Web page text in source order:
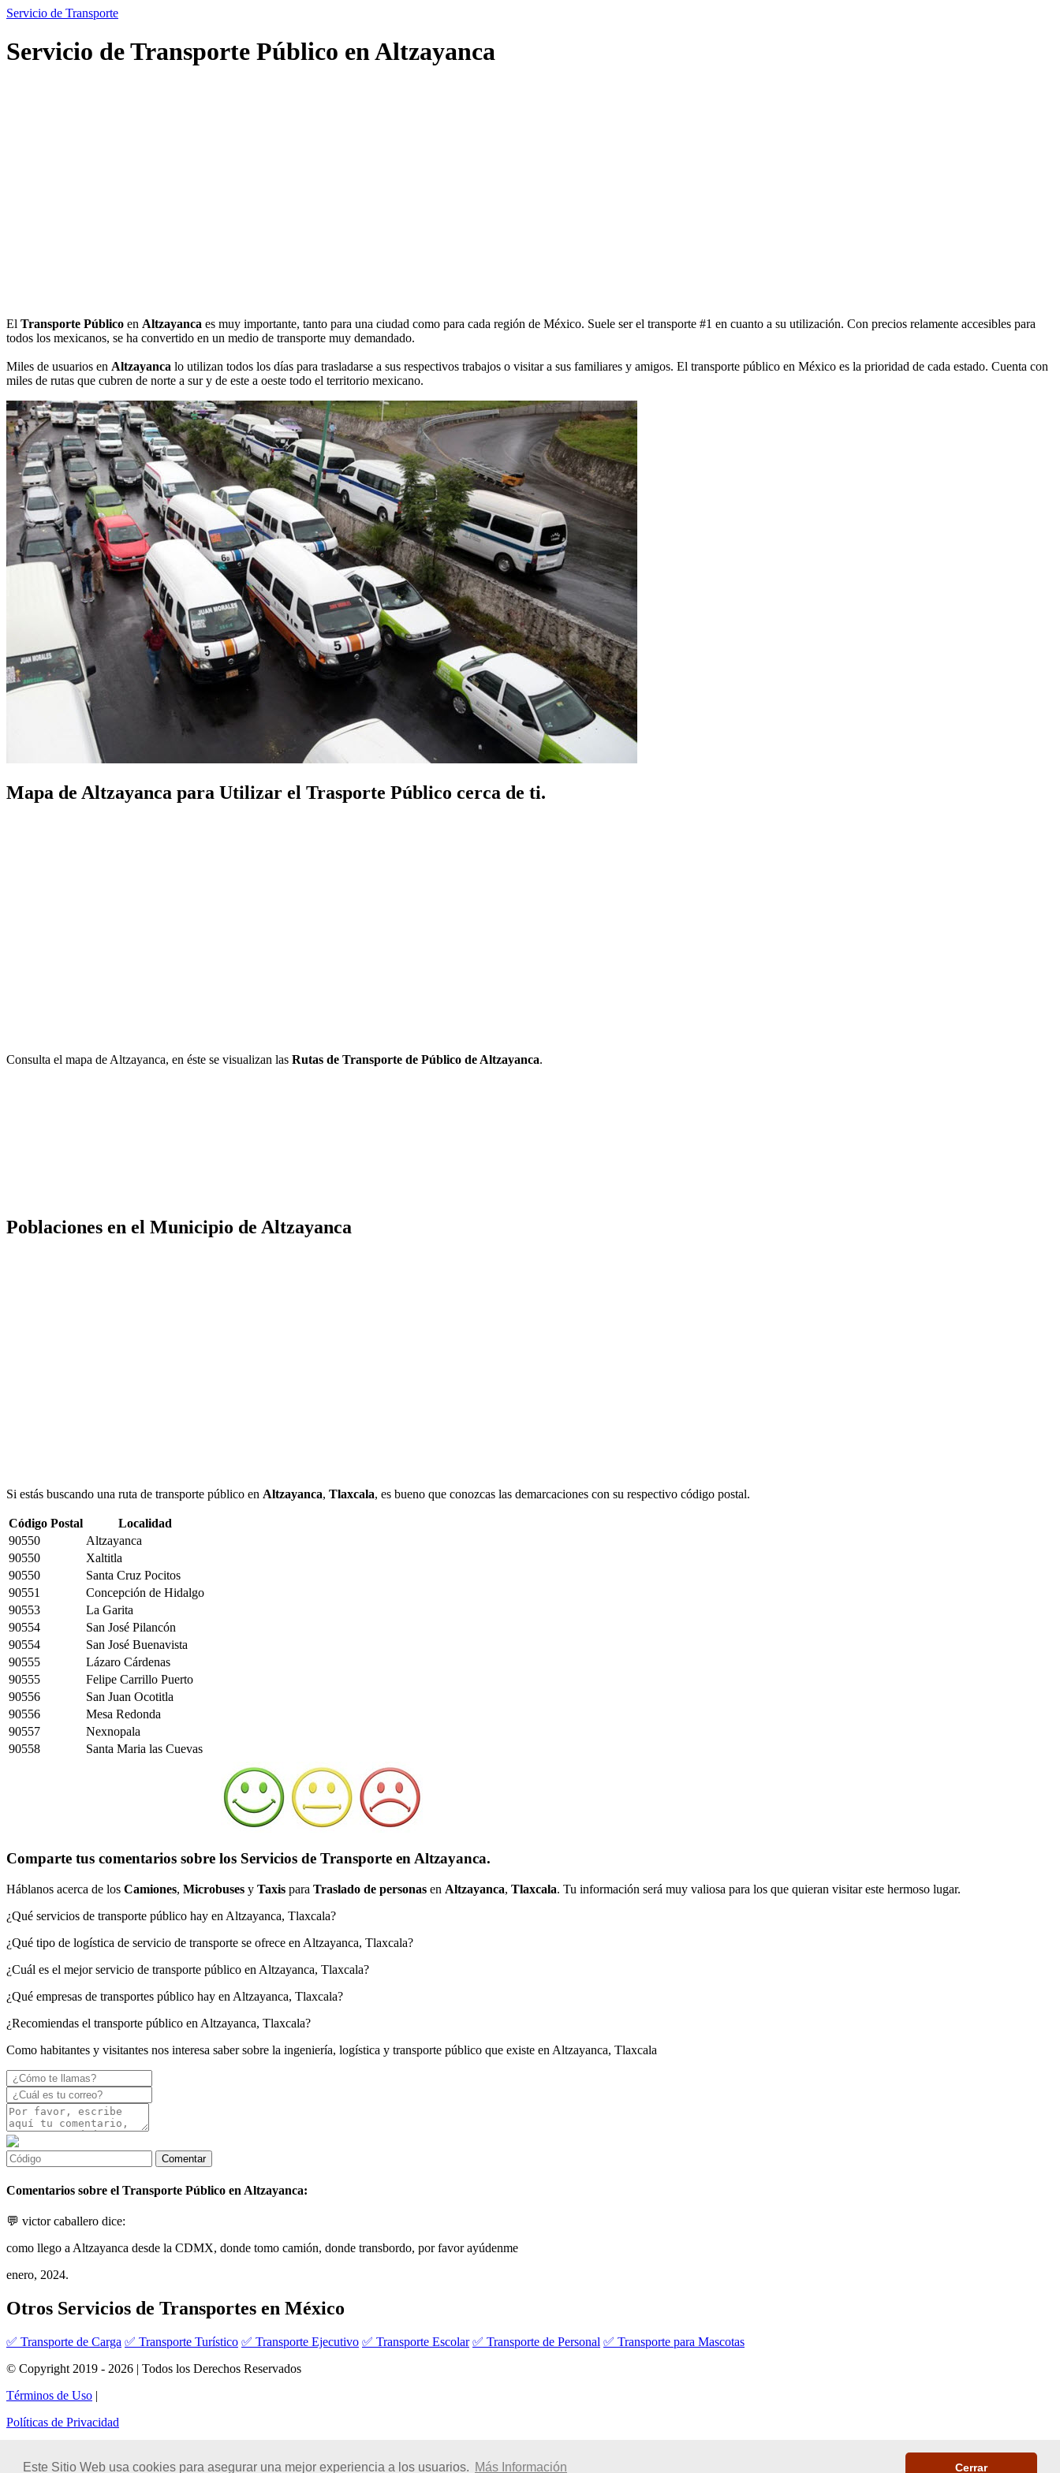
Este Sitio Web usa cookies para asegurar una mejor experiencia a los usuarios. Más Información Cerrar
Servicio de Transporte
Servicio de Transporte Público en Altzayanca
El Transporte Público en Altzayanca es muy importante, tanto para una ciudad como para cada región de México. Suele ser el transporte #1 en cuanto a su utilización. Con precios relamente accesibles para
todos los mexicanos, se ha convertido en un medio de transporte muy demandado.
Miles de usuarios en Altzayanca lo utilizan todos los días para trasladarse a sus respectivos trabajos o visitar a sus familiares y amigos. El transporte público en México es la prioridad de cada estado. Cuenta con
miles de rutas que cubren de norte a sur y de este a oeste todo el territorio mexicano.
Mapa de Altzayanca para Utilizar el Trasporte Público cerca de ti.
Consulta el mapa de Altzayanca, en éste se visualizan las Rutas de Transporte de Público de Altzayanca.
Poblaciones en el Municipio de Altzayanca
Si estás buscando una ruta de transporte público en Altzayanca, Tlaxcala, es bueno que conozcas las demarcaciones con su respectivo código postal.
Código Postal
Localidad
90550
Altzayanca
90550
Xaltitla
90550
Santa Cruz Pocitos
90551
Concepción de Hidalgo
90553
La Garita
90554
San José Pilancón
90554
San José Buenavista
90555
Lázaro Cárdenas
90555
Felipe Carrillo Puerto
90556
San Juan Ocotitla
90556
Mesa Redonda
90557
Nexnopala
90558
Santa Maria las Cuevas
Comparte tus comentarios sobre los Servicios de Transporte en Altzayanca.
Háblanos acerca de los Camiones, Microbuses y Taxis para Traslado de personas en Altzayanca, Tlaxcala. Tu información será muy valiosa para los que quieran visitar este hermoso lugar.
¿Qué servicios de transporte público hay en Altzayanca, Tlaxcala?
¿Qué tipo de logística de servicio de transporte se ofrece en Altzayanca, Tlaxcala?
¿Cuál es el mejor servicio de transporte público en Altzayanca, Tlaxcala?
¿Qué empresas de transportes público hay en Altzayanca, Tlaxcala?
¿Recomiendas el transporte público en Altzayanca, Tlaxcala?
Como habitantes y visitantes nos interesa saber sobre la ingeniería, logística y transporte público que existe en Altzayanca, Tlaxcala
Comentarios sobre el Transporte Público en Altzayanca:
💬 victor caballero dice:
como llego a Altzayanca desde la CDMX, donde tomo camión, donde transbordo, por favor ayúdenme
enero, 2024.
Otros Servicios de Transportes en México
✅ Transporte de Carga ✅ Transporte Turístico ✅ Transporte Ejecutivo ✅ Transporte Escolar ✅ Transporte de Personal ✅ Transporte para Mascotas
© Copyright 2019 - 2026 | Todos los Derechos Reservados
Términos de Uso |
Políticas de Privacidad